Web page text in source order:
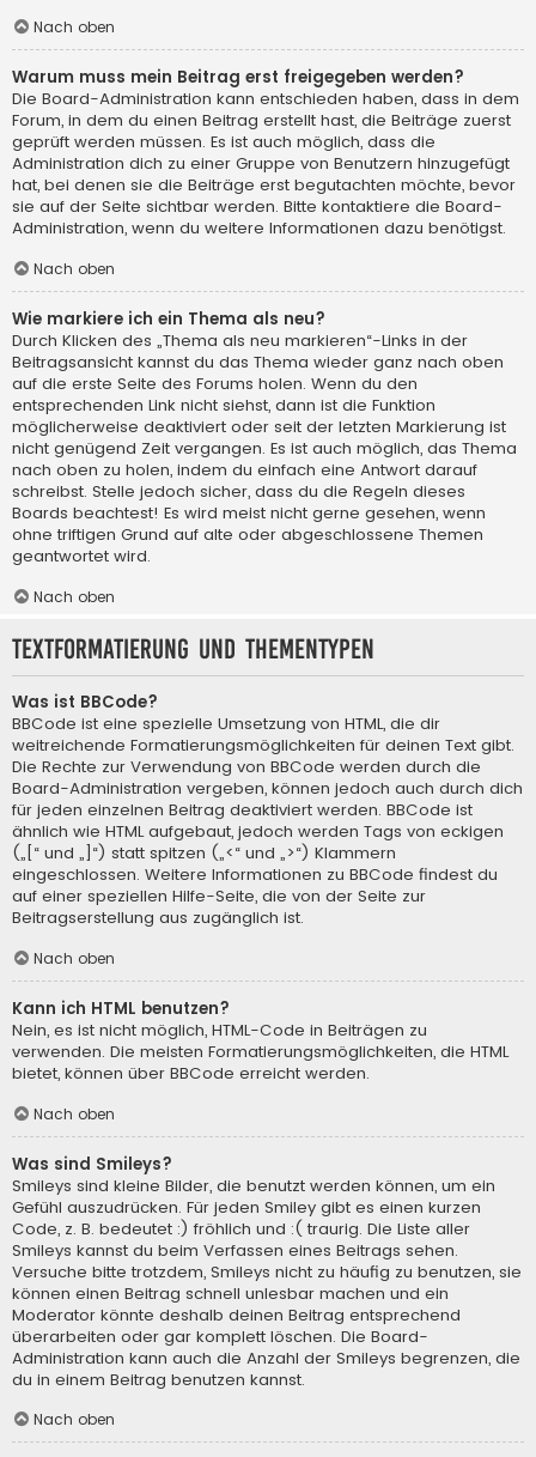
Nach oben
Warum muss mein Beitrag erst freigegeben werden?
Die Board-Administration kann entschieden haben, dass in dem
Forum, in dem du einen Beitrag erstellt hast, die Beiträge zuerst
geprüft werden müssen. Es ist auch möglich, dass die
Administration dich zu einer Gruppe von Benutzern hinzugefügt
hat, bei denen sie die Beiträge erst begutachten möchte, bevor
sie auf der Seite sichtbar werden. Bitte kontaktiere die Board-
Administration, wenn du weitere Informationen dazu benötigst.
Nach oben
Wie markiere ich ein Thema als neu?
Durch Klicken des „Thema als neu markieren“-Links in der
Beitragsansicht kannst du das Thema wieder ganz nach oben
auf die erste Seite des Forums holen. Wenn du den
entsprechenden Link nicht siehst, dann ist die Funktion
möglicherweise deaktiviert oder seit der letzten Markierung ist
nicht genügend Zeit vergangen. Es ist auch möglich, das Thema
nach oben zu holen, indem du einfach eine Antwort darauf
schreibst. Stelle jedoch sicher, dass du die Regeln dieses
Boards beachtest! Es wird meist nicht gerne gesehen, wenn
ohne triftigen Grund auf alte oder abgeschlossene Themen
geantwortet wird.
Nach oben
Textformatierung und Thementypen
Was ist BBCode?
BBCode ist eine spezielle Umsetzung von HTML, die dir
weitreichende Formatierungsmöglichkeiten für deinen Text gibt.
Die Rechte zur Verwendung von BBCode werden durch die
Board-Administration vergeben, können jedoch auch durch dich
für jeden einzelnen Beitrag deaktiviert werden. BBCode ist
ähnlich wie HTML aufgebaut, jedoch werden Tags von eckigen
(„[“ und „]“) statt spitzen („<“ und „>“) Klammern
eingeschlossen. Weitere Informationen zu BBCode findest du
auf einer speziellen Hilfe-Seite, die von der Seite zur
Beitragserstellung aus zugänglich ist.
Nach oben
Kann ich HTML benutzen?
Nein, es ist nicht möglich, HTML-Code in Beiträgen zu
verwenden. Die meisten Formatierungsmöglichkeiten, die HTML
bietet, können über BBCode erreicht werden.
Nach oben
Was sind Smileys?
Smileys sind kleine Bilder, die benutzt werden können, um ein
Gefühl auszudrücken. Für jeden Smiley gibt es einen kurzen
Code, z. B. bedeutet :) fröhlich und :( traurig. Die Liste aller
Smileys kannst du beim Verfassen eines Beitrags sehen.
Versuche bitte trotzdem, Smileys nicht zu häufig zu benutzen, sie
können einen Beitrag schnell unlesbar machen und ein
Moderator könnte deshalb deinen Beitrag entsprechend
überarbeiten oder gar komplett löschen. Die Board-
Administration kann auch die Anzahl der Smileys begrenzen, die
du in einem Beitrag benutzen kannst.
Nach oben